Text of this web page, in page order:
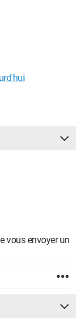
vous envoyer un